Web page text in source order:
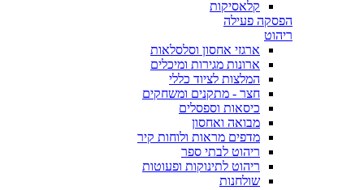
קלאסיקות
הפסקה פעילה
ריהוט
ארגזי אחסון וסלסלאות
ארונות מגירות ומיכלים
המלצות לציוד כללי
חצר - מתקנים ומשחקים
כיסאות וספסלים
מבואה ואחסון
מדפים מראות ולוחות קיר
ריהוט לבתי ספר
ריהוט לתינוקות ופעוטות
שולחנות